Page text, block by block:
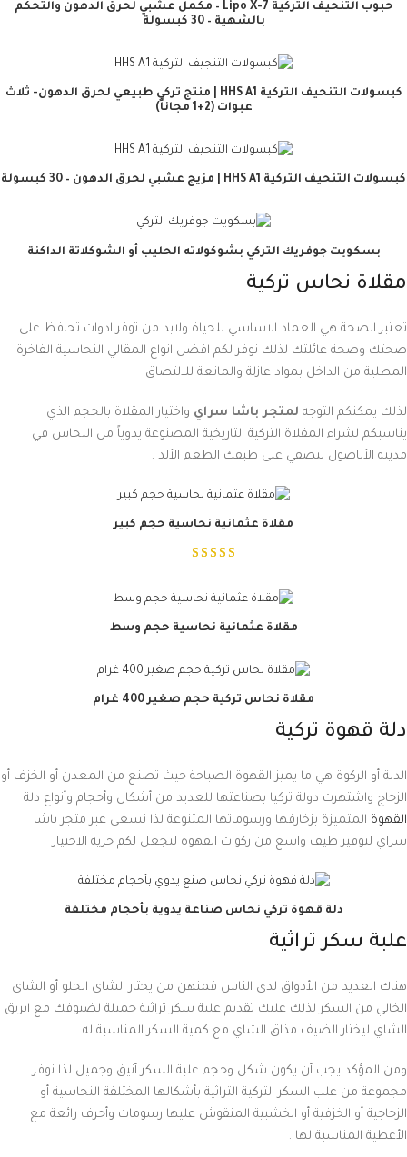
حبوب التنحيف التركية Lipo X-7 – مكمل عشبي لحرق الدهون والتحكم
بالشهية – 30 كبسولة
كبسولات التنحيف التركية HHS A1 | منتج تركي طبيعي لحرق الدهون- ثلاث
عبوات (2+1 مجاناً)
كبسولات التنحيف التركية HHS A1 | مزيج عشبي لحرق الدهون – 30 كبسولة
بسكويت جوفريك التركي بشوكولاته الحليب أو الشوكلاتة الداكنة
مقلاة نحاس تركية
تعتبر الصحة هي العماد الاساسي للحياة ولابد من توفر ادوات تحافظ على
صحتك وصحة عائلتك لذلك نوفر لكم افضل انواع المقالي النحاسية الفاخرة
المطلية من الداخل بمواد عازلة والمانعة للالتصاق
لذلك يمكنكم التوجه لمتجر باشا سراي واختيار المقلاة بالحجم الذي
يناسبكم لشراء المقلاة التركية التاريخية المصنوعة يدوياً من النحاس في
مدينة الأناضول لتضفي على طبقك الطعم الألذ .
مقلاة عثمانية نحاسية حجم كبير
مقلاة عثمانية نحاسية حجم وسط
مقلاة نحاس تركية حجم صغير 400 غرام
دلة قهوة تركية
الدلة أو الركوة هي ما يميز القهوة الصباحة حيث تصنع من المعدن أو الخزف أو
الزجاج واشتهرت دولة تركيا بصناعتها للعديد من أشكال وأحجام وأنواع دلة
القهوة المتميزة بزخارفها ورسوماتها المتنوعة لذا نسعى عبر متجر باشا
سراي لتوفير طيف واسع من ركوات القهوة لنجعل لكم حرية الاختيار
دلة قهوة تركي نحاس صناعة يدوية بأحجام مختلفة
علبة سكر تراثية
هناك العديد من الأذواق لدى الناس فمنهن من يختار الشاي الحلو أو الشاي
الخالي من السكر لذلك عليك تقديم علبة سكر تراثية جميلة لضيوفك مع ابريق
الشاي ليختار الضيف مذاق الشاي مع كمية السكر المناسبة له
ومن المؤكد يجب أن يكون شكل وحجم علبة السكر أنيق وجميل لذا نوفر
مجموعة من علب السكر التركية التراثية بأشكالها المختلفة النحاسية أو
الزجاجية أو الخزفية أو الخشبية المنقوش عليها رسومات وأحرف رائعة مع
الأغطية المناسبة لها .